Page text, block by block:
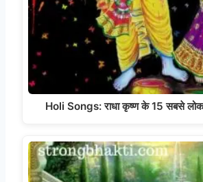
Holi Songs: राधा कृष्ण के 15 सबसे